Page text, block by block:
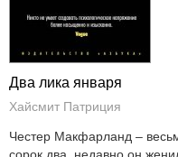
Два лика января
Хайсмит Патриция
Честер Макфарланд –